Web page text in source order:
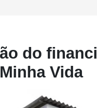
do
Vida